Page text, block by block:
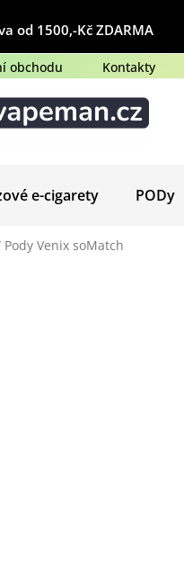
od 1500,-Kč ZDARMA
obchodu Kontakty
e-cigarety PODy
Pody Venix soMatch